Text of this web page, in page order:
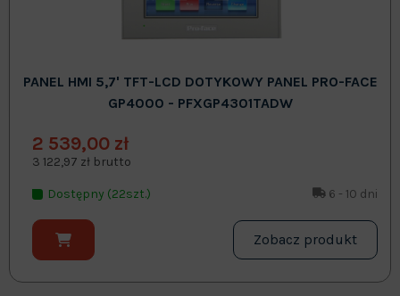
PANEL HMI 5,7' TFT-LCD DOTYKOWY PANEL PRO-FACE
GP4000 - PFXGP4301TADW
2 539,00 zł
3 122,97 zł brutto
Dostępny (22szt.) 6 - 10 dni
Zobacz produkt